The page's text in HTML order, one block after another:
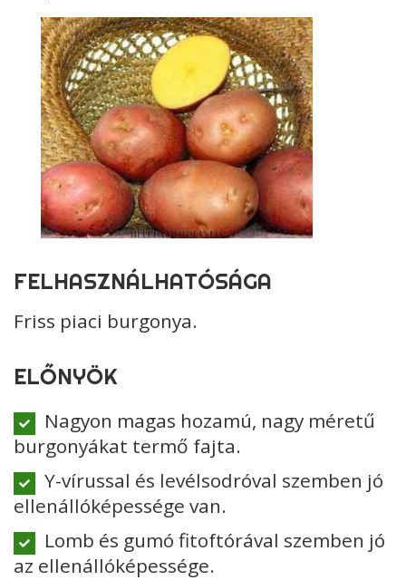
FELHASZNÁLHATÓSÁGA
Friss piaci burgonya.
ELŐNYÖK
Nagyon magas hozamú, nagy méretű
burgonyákat termő fajta.
Y-vírussal és levélsodróval szemben jó
ellenállóképessége van.
Lomb és gumó fitoftórával szemben jó
az ellenállóképessége.